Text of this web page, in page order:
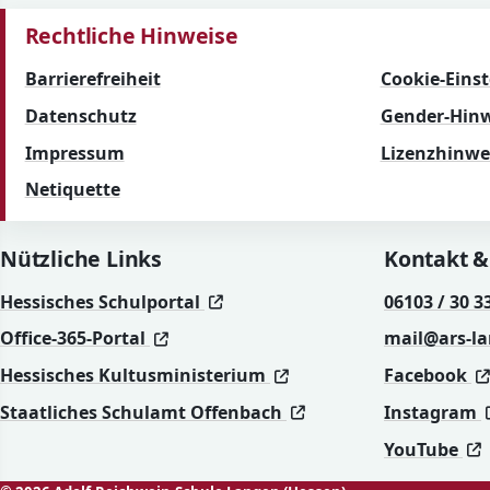
Rechtliche Hinweise
Barrierefreiheit
Cookie-
Datenschutz
Gender-
Impressum
Netiquette
Nützliche Links
Hessisches Schulportal (öffnet in neuem Fenster)
(öffnet in neuem Fenster)
Office-365-Portal
(öffnet in neuem Fenster)
(öffnet in neuem Fenster)
Hessisches Kultusministerium
(öffnet in neuem
(öffnet in neuem
Staatliches Schulamt Offenbach
(öffnet in neuem
(öffnet in neuem
Kontakt
06103 / 30
mail@ars-
Facebook
Instagram
YouTube